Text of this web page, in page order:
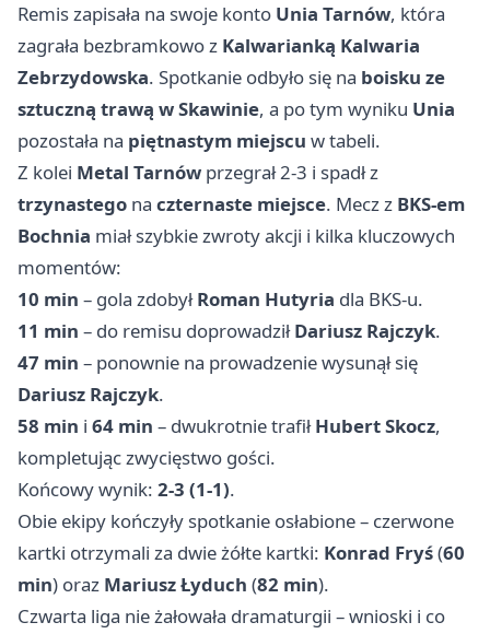
Remis zapisała na swoje konto Unia Tarnów, która
zagrała bezbramkowo z Kalwarianką Kalwaria
Zebrzydowska. Spotkanie odbyło się na boisku ze
sztuczną trawą w Skawinie, a po tym wyniku Unia
pozostała na piętnastym miejscu w tabeli.
Z kolei Metal Tarnów przegrał 2-3 i spadł z
trzynastego na czternaste miejsce. Mecz z BKS-em
Bochnia miał szybkie zwroty akcji i kilka kluczowych
momentów:
10 min – gola zdobyłRoman Hutyria dla BKS-u.
11 min – do remisu doprowadziłDariusz Rajczyk.
47 min – ponownie na prowadzenie wysunął się
Dariusz Rajczyk.
58 min i 64 min – dwukrotnie trafiłHubert Skocz,
kompletując zwycięstwo gości.
Końcowy wynik: 2-3 (1-1).
Obie ekipy kończyły spotkanie osłabione – czerwone
kartki otrzymali za dwie żółte kartki: Konrad Fryś(60
min) oraz Mariusz Łyduch (82 min).
Czwarta liga nie żałowała dramaturgii – wnioski i co